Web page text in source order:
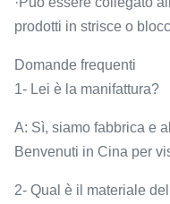
prodotti in strisce o
Domande frequenti
1- Lei è la manifattura?
A: Sì, siamo fabbrica e
Benvenuti in Cina per
2- Qual è il materiale